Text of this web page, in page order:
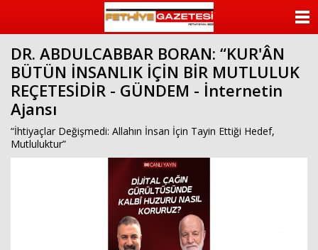
beylikdüzü
escort
bayan
beylikdüzü
escort
bayan
escort
beylikdüzü
beylikdüzü
escort
DR. ABDULCABBAR BORAN: “KUR'ÂN
BÜTÜN İNSANLIK İÇİN BİR MUTLULUK
REÇETESİDİR - GÜNDEM - İnternetin
Ajansı
“İhtiyaçlar Değişmedi: Allahın İnsan İçin Tayin Ettiği Hedef,
Mutluluktur”
KATEGORİLER
YAZARLAR